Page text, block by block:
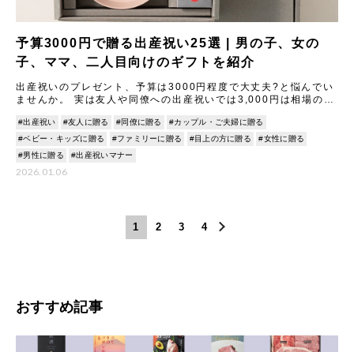
予算3000円で贈る出産祝い25選 | 男の子、女の
子、ママ、二人目向けのギフトを紹介
出産祝いのプレゼント、予算は3000円程度で大丈夫?と悩んでい
ませんか。 実は友人や同僚への出産祝いでは3,000円は相場の範
#出産祝い #友人に贈る #同僚に贈る
#カップル・ご夫婦に贈る
#ベビー・キッズに贈る
#ファミリーに贈る #目上の方に贈る
#女性に贈る
#男性に贈る
#出産祝いマナー
2026.01.06
1 2 3 4
おすすめ記事